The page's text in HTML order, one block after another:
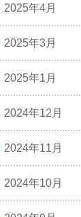
2025年4月
2025年3月
2025年1月
2024年12月
2024年11月
2024年10月